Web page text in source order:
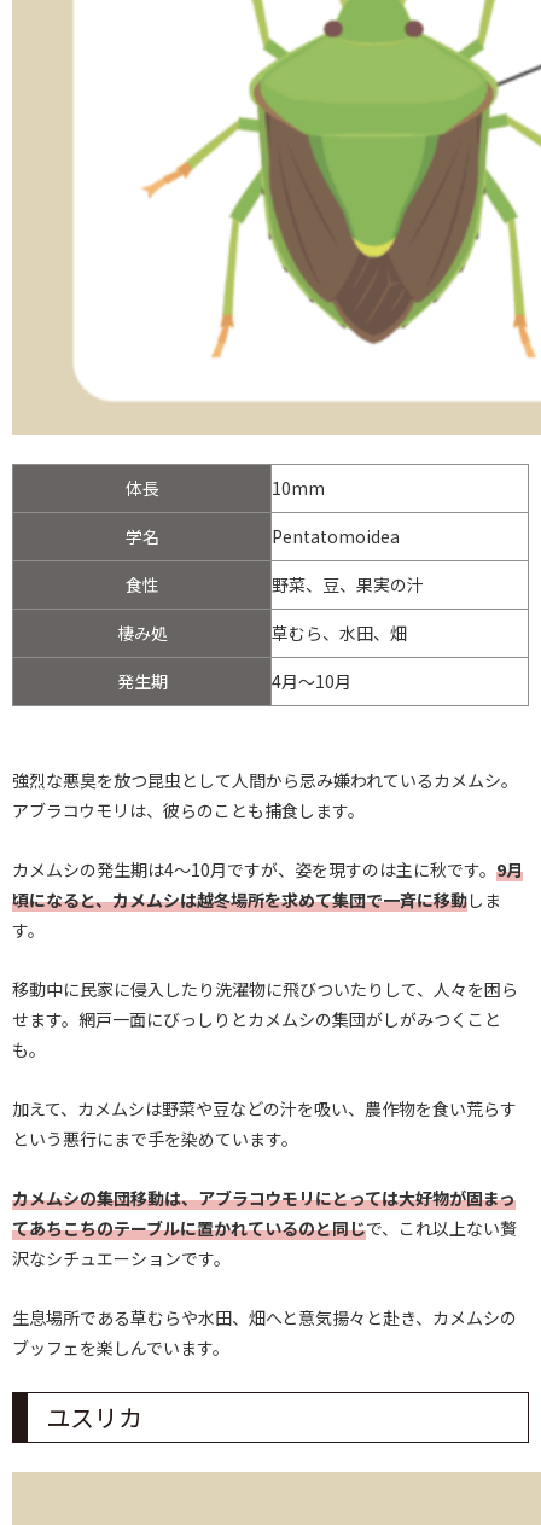
体長
10mm
学名
Pentatomoidea
食性
野菜、豆、果実の汁
棲み処
草むら、水田、畑
発生期
4月～10月
強烈な悪臭を放つ昆虫として人間から忌み嫌われているカメムシ。
アブラコウモリは、彼らのことも捕食します。
カメムシの発生期は4～10月ですが、姿を現すのは主に秋です。 9月
頃になると、カメムシは越冬場所を求めて集団で一斉に移動しま
す。
移動中に民家に侵入したり洗濯物に飛びついたりして、人々を困ら
せます。網戸一面にびっしりとカメムシの集団がしがみつくこと
も。
加えて、カメムシは野菜や豆などの汁を吸い、農作物を食い荒らす
という悪行にまで手を染めています。
カメムシの集団移動は、アブラコウモリにとっては大好物が固まっ
てあちこちのテーブルに置かれているのと同じで、これ以上ない贅
沢なシチュエーションです。
生息場所である草むらや水田、畑へと意気揚々と赴き、カメムシの
ブッフェを楽しんでいます。
ユスリカ